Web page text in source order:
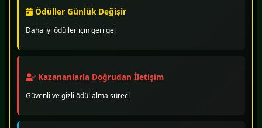
Ödüller Günlük Değişir
Daha iyi ödüller için geri gel
Kazananlarla Doğrudan İletişim
Güvenli ve gizli ödül alma süreci